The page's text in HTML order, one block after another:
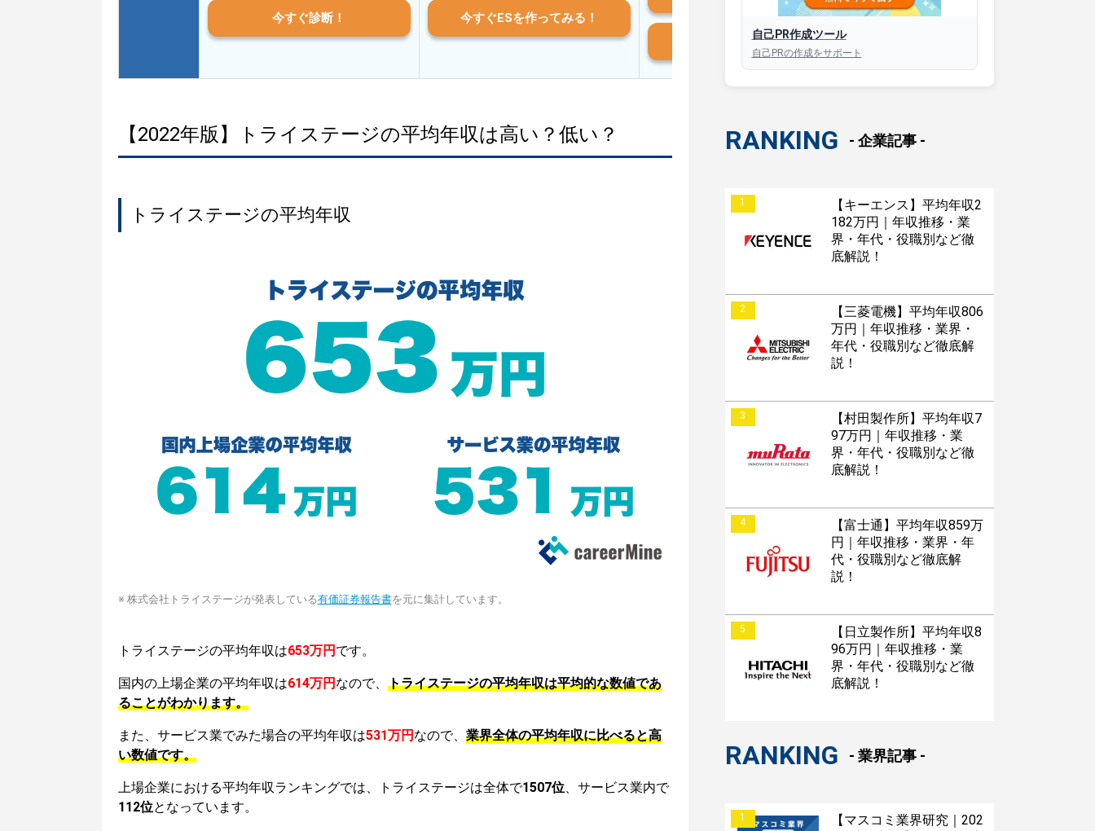
今すぐ診断！ 今すぐESを作ってみる！
Android版はこちら
【2022年版】トライステージの平均年収は高い？低い？
トライステージの平均年収
※ 株式会社トライステージが発表している有価証券報告書を元に集計しています。
トライステージの平均年収は653万円 です。
国内の上場企業の平均年収は614万円 なので、 トライステージの平均年収は平均的な数値であ
ることがわかります。
また、サービス業でみた場合の平均年収は531万円 なので、 業界全体の平均年収に比べると高
い数値です。
上場企業における平均年収ランキングでは、トライステージは全体で1507位、サービス業内で
112位となっています。
自己PR作成ツール
自己PRの作成をサポート
RANKING - 企業記事 -
1
【キーエンス】平均年収2
182万円｜年収推移・業
界・年代・役職別など徹
底解説！
2
【三菱電機】平均年収806
万円｜年収推移・業界・
年代・役職別など徹底解
説！
3
【村田製作所】平均年収7
97万円｜年収推移・業
界・年代・役職別など徹
底解説！
4
【富士通】平均年収859万
円｜年収推移・業界・年
代・役職別など徹底解
説！
5
【日立製作所】平均年収8
96万円｜年収推移・業
界・年代・役職別など徹
底解説！
RANKING - 業界記事 -
1
【マスコミ業界研究｜202